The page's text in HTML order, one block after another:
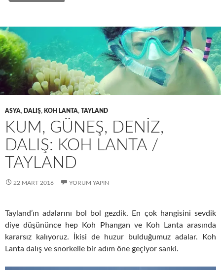
ASYA, DALIŞ, KOH LANTA, TAYLAND
KUM, GÜNEŞ, DENİZ,
DALIŞ: KOH LANTA /
TAYLAND
22 MART 2016 YORUM YAPIN
Tayland’ın adalarını bol bol gezdik. En çok hangisini sevdik
diye düşününce hep Koh Phangan ve Koh Lanta arasında
kararsız kalıyoruz. İkisi de huzur bulduğumuz adalar. Koh
Lanta dalış ve snorkelle bir adım öne geçiyor sanki.